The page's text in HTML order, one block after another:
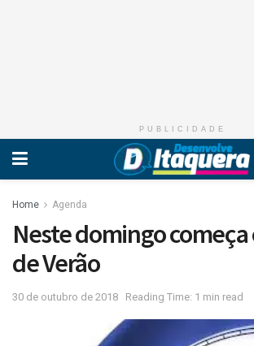
PUBLICIDADE
Home Agenda
Neste domingo
de Verão
30 de outubro de 2018 Reading Time: 1 min read